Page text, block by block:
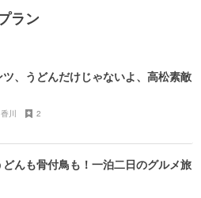
ラン
、うどんだけじゃないよ、高松素敵
香川 2
んも骨付鳥も！一泊二日のグルメ旅